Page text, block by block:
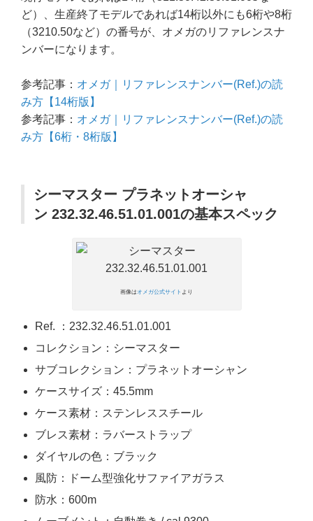
ど）、生産終了モデルであれば14桁以外にも6桁や8桁
（3210.50など）の番号が、オメガのリファレンスナ
ンバーになります。
参考記事： オメガ｜リファレンスナンバー(Ref.)の読
み方【14桁版】
参考記事： オメガ｜リファレンスナンバー(Ref.)の読
み方【6桁・8桁版】
シーマスター プラネットオーシャ
ン 232.32.46.51.01.001の基本スペック
画像はオメガ公式サイト より
Ref. ：232.32.46.51.01.001
コレクション：シーマスター
サブコレクション：プラネットオーシャン
ケースサイズ：45.5mm
ケース素材：ステンレススチール
ブレス素材：ラバーストラップ
ダイヤルの色：ブラック
風防：ドーム型強化サファイアガラス
防水：600m